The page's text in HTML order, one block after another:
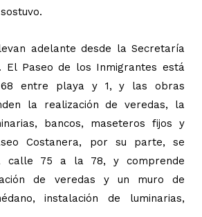
adelante desde la Secretaría
El Paseo de los Inmigrantes está
entre playa y 1, y las obras
la realización de veredas, la
bancos, maseteros fijos y
Costanera, por su parte, se
calle 75 a la 78, y comprende
de veredas y un muro de
instalación de luminarias,